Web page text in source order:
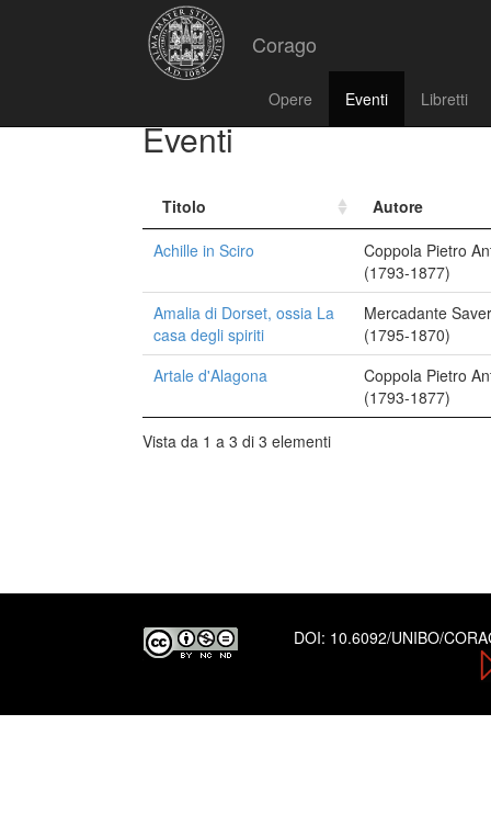
Corago
Opere Eventi Libretti
Eventi
Titolo
Autore
Achille in Sciro
Coppola Pietro
(1793-1877)
Amalia di Dorset, ossia La
casa degli spiriti
Mercadante
(1795-1870)
Artale d'Alagona
Coppola Pietro
(1793-1877)
Vista da 1 a 3 di 3 elementi
DOI: 10.6092/UNIBO/